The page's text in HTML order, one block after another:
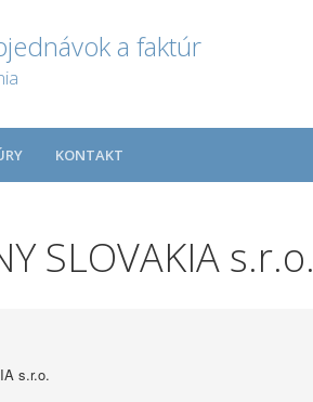
a faktúr
KONTAKT
SLOVAKIA s.r.o.
s.r.o.